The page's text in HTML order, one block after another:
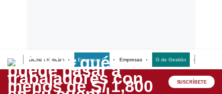
Últimas Noticias Empresas G Empresas G de Gestión
Lo último
Peru Quiosco SUSCRÍBETE